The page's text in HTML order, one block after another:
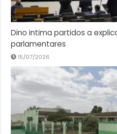
Dino intima partidos a
parlamentares
15/07/2026